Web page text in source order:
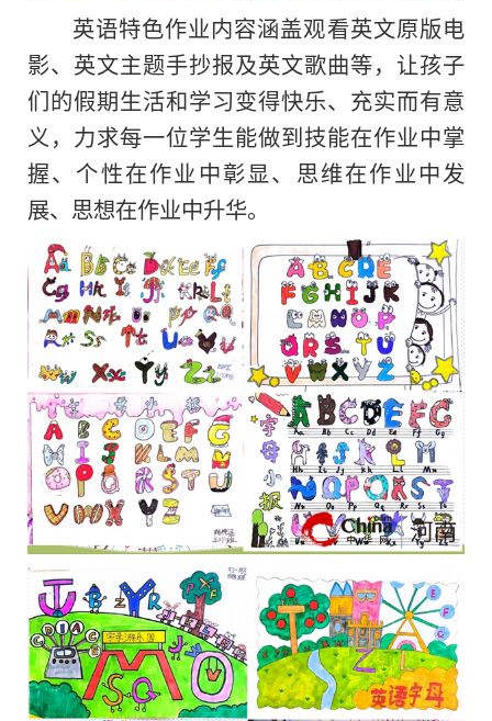
英语特色作业内容涵盖观看英文原版电
影、英文主题手抄报及英文歌曲等，让孩子
们的假期生活和学习变得快乐、充实而有意
义，力求每一位学生能做到技能在作业中掌
握、个性在作业中彰显、思维在作业中发
展、思想在作业中升华。